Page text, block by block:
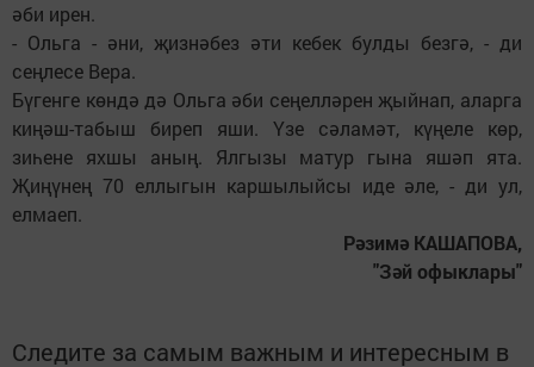
әби ирен.
- Ольга - әни, җизнәбез әти кебек булды безгә, - ди
сеңлесе Вера.
Бүгенге көндә дә Ольга әби сеңелләрен җыйнап, аларга
киңәш-табыш биреп яши. Үзе сәламәт, күңеле көр,
зиһене яхшы аның. Ялгызы матур гына яшәп ята.
Җиңүнең 70 еллыгын каршылыйсы иде әле, - ди ул,
елмаеп.
Рәзимә КАШАПОВА,
"Зәй офыклары"
Следите за самым важным и интересным в